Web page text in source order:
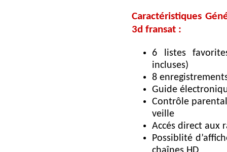
Caractéristiques
3d fransat :
6 listes
incluses)
8
Guide
Contrôle
veille
Accés direct aux
Possiblité